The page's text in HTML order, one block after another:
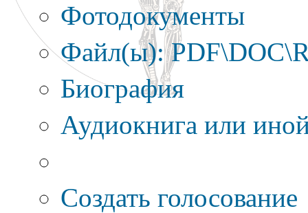
Фотодокументы
Файл(ы):
Биография
Аудиокнига или
Создать голосование